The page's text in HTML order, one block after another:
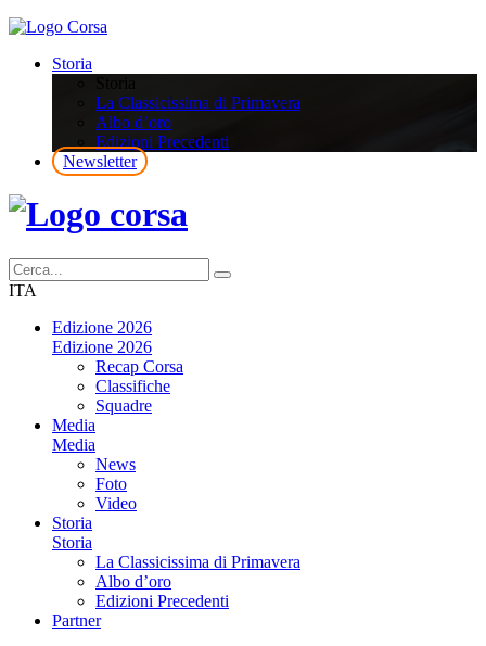
Storia
La Classicissima di Primavera
Albo d’oro
Edizioni Precedenti
Newsletter
ITA
Edizione 2026
Edizione 2026
Recap Corsa
Classifiche
Squadre
Media
Media
News
Foto
Video
Storia
Storia
La Classicissima di Primavera
Albo d’oro
Edizioni Precedenti
Partner